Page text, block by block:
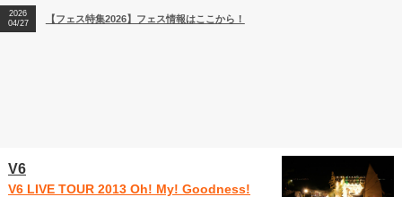
2026
04/27
【フェス特集2026】フェス情報はここから！
V6
V6 LIVE TOUR 2013 Oh! My! Goodness!